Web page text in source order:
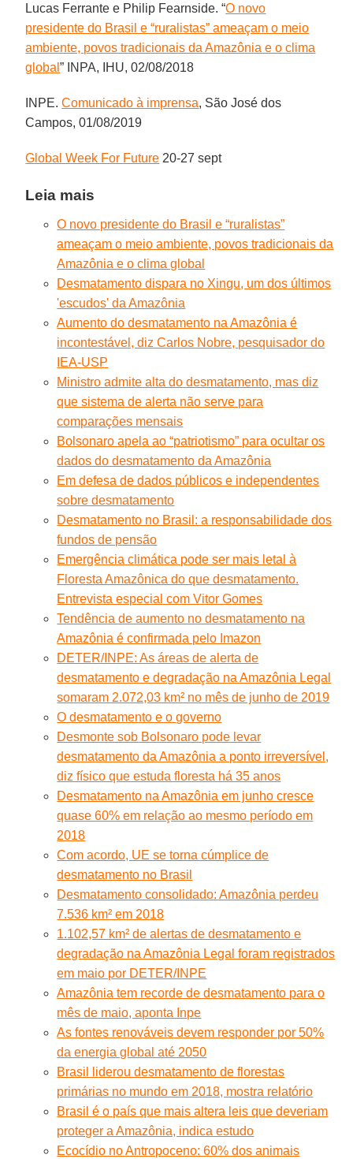
Lucas Ferrante e Philip Fearnside. “O novo
presidente do Brasil e “ruralistas” ameaçam o meio
ambiente, povos tradicionais da Amazônia e o clima
global” INPA, IHU, 02/08/2018
INPE.Comunicado à imprensa, São José dos
Campos, 01/08/2019
Global Week For Future 20-27 sept
Leia mais
O novo presidente do Brasil e “ruralistas”
ameaçam o meio ambiente, povos tradicionais da
Amazônia e o clima global
Desmatamento dispara no Xingu, um dos últimos
'escudos' da Amazônia
Aumento do desmatamento na Amazônia é
incontestável, diz Carlos Nobre, pesquisador do
IEA-USP
Ministro admite alta do desmatamento, mas diz
que sistema de alerta não serve para
comparações mensais
Bolsonaro apela ao “patriotismo” para ocultar os
dados do desmatamento da Amazônia
Em defesa de dados públicos e independentes
sobre desmatamento
Desmatamento no Brasil: a responsabilidade dos
fundos de pensão
Emergência climática pode ser mais letal à
Floresta Amazônica do que desmatamento.
Entrevista especial com Vitor Gomes
Tendência de aumento no desmatamento na
Amazônia é confirmada pelo Imazon
DETER/INPE: As áreas de alerta de
desmatamento e degradação na Amazônia Legal
somaram 2.072,03 km² no mês de junho de 2019
O desmatamento e o governo
Desmonte sob Bolsonaro pode levar
desmatamento da Amazônia a ponto irreversível,
diz físico que estuda floresta há 35 anos
Desmatamento na Amazônia em junho cresce
quase 60% em relação ao mesmo período em
2018
Com acordo, UE se torna cúmplice de
desmatamento no Brasil
Desmatamento consolidado: Amazônia perdeu
7.536 km² em 2018
1.102,57 km² de alertas de desmatamento e
degradação na Amazônia Legal foram registrados
em maio por DETER/INPE
Amazônia tem recorde de desmatamento para o
mês de maio, aponta Inpe
As fontes renováveis devem responder por 50%
da energia global até 2050
Brasil liderou desmatamento de florestas
primárias no mundo em 2018, mostra relatório
Brasil é o país que mais altera leis que deveriam
proteger a Amazônia, indica estudo
Ecocídio no Antropoceno: 60% dos animais